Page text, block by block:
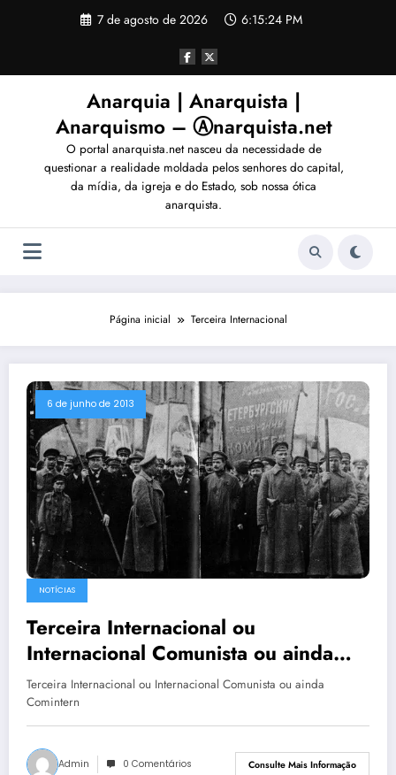
7 de agosto de 2026 6:15:27 PM
Anarquia | Anarquista |
Anarquismo – Ⓐnarquista.net
O portal anarquista.net nasceu da necessidade de
questionar a realidade moldada pelos senhores do capital,
da mídia, da igreja e do Estado, sob nossa ótica
anarquista.
Página inicial Terceira Internacional
6 de junho de 2013
NOTÍCIAS
Terceira Internacional ou
Internacional Comunista ou ainda
Comintern
Terceira Internacional ou Internacional Comunista ou ainda
Comintern
Admin 0 Comentários Consulte Mais Informação